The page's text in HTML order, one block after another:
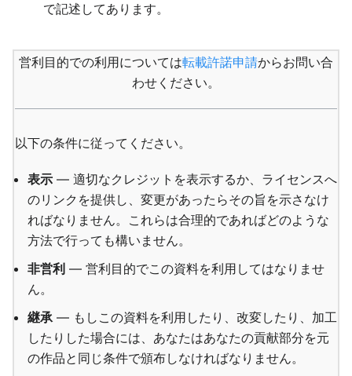
で記述してあります。
営利目的での利用については転載許諾申請からお問い合
わせください。
以下の条件に従ってください。
表示 — 適切なクレジットを表示するか、ライセンスへ
のリンクを提供し、変更があったらその旨を示さなけ
ればなりません。これらは合理的であればどのような
方法で行っても構いません。
非営利 — 営利目的でこの資料を利用してはなりませ
ん。
継承— もしこの資料を利用したり、改変したり、加工
したりした場合には、あなたはあなたの貢献部分を元
の作品と同じ条件で頒布しなければなりません。